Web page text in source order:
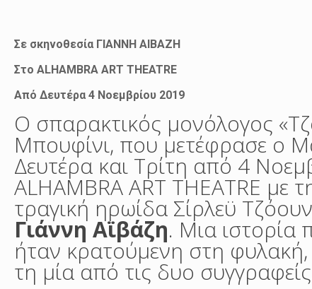
Σε σκηνοθεσία ΓΙΑΝΝΗ ΑΙΒΑΖΗ
Στο ALHAMBRA ART THEATRE
Από Δευτέρα 4 Νοεμβρίου 2019
Ο σπαρακτικός μονόλογος
Μπουφίνι, που μετέφρασε ο
Δευτέρα και Τρίτη από 4
ALHAMBRA ART THEATRE με
τραγική ηρωίδα Σίρλεϋ
Γιάννη Αϊβάζη. Μια ιστορία
ήταν κρατούμενη στη
τη μία από τις δυο